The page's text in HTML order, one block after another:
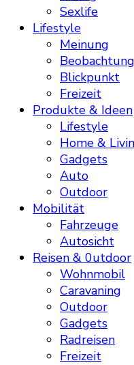
Sexlife
Lifestyle
Meinung
Beobachtung
Blickpunkt
Freizeit
Produkte & Ideen
Lifestyle
Home &
Gadgets
Auto
Outdoor
Mobilität
Fahrzeuge
Autosicht
Reisen & 0utdoor
Wohnmobil
Caravaning
Outdoor
Gadgets
Radreisen
Freizeit